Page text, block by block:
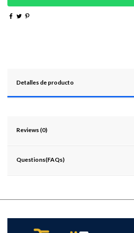
Detalles de producto
Reviews (0)
Questions(FAQs)